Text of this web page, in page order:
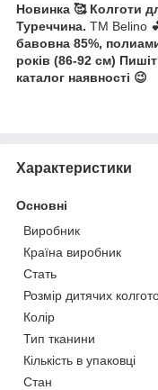
Новинка 🥰 Колготи
Туреччина. ТМ Belino
бавовна 85%,
років (86-92 см)
каталог наявності 😉
Характеристики
Основні
Виробник
Країна виробник
Стать
Розмір дитячих
Колір
Тип тканини
Кількість в упаковці
Стан